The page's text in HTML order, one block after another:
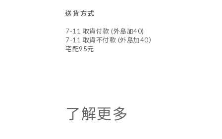
送貨方式
7-11 取貨付款 (外島加40)
7-11 取貨不付款 (外島加40）
宅配95元
了解更多